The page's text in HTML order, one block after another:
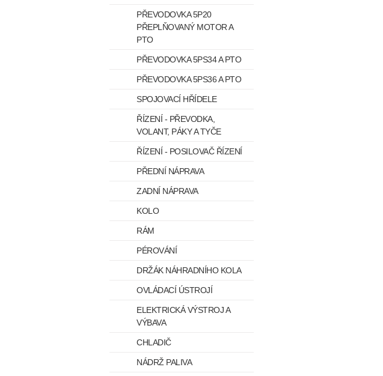
PŘEVODOVKA 5P20
PŘEPLŇOVANÝ MOTOR A
PTO
PŘEVODOVKA 5PS34 A PTO
PŘEVODOVKA 5PS36 A PTO
SPOJOVACÍ HŘÍDELE
ŘÍZENÍ - PŘEVODKA,
VOLANT, PÁKY A TYČE
ŘÍZENÍ - POSILOVAČ ŘÍZENÍ
PŘEDNÍ NÁPRAVA
ZADNÍ NÁPRAVA
KOLO
RÁM
PÉROVÁNÍ
DRŽÁK NÁHRADNÍHO KOLA
OVLÁDACÍ ÚSTROJÍ
ELEKTRICKÁ VÝSTROJ A
VÝBAVA
CHLADIČ
NÁDRŽ PALIVA